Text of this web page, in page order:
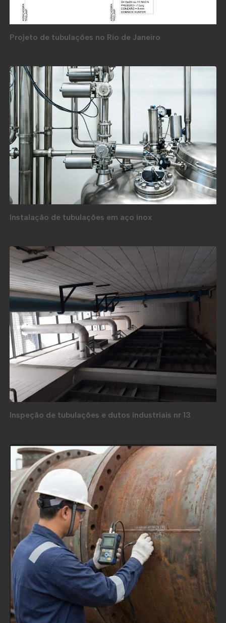
Projeto de tubulações no Rio de Janeiro
Instalação de tubulações em aço inox
Inspeção de tubulações e dutos industriais nr 13